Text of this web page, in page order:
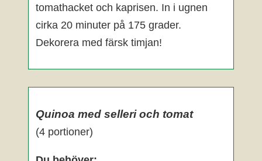
tomathacket och kaprisen. In i ugnen
cirka 20 minuter på 175 grader.
Dekorera med färsk timjan!
Quinoa med selleri och tomat
(4 portioner)